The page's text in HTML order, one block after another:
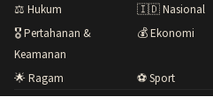
⚖️ Hukum 🇮🇩 Nasional
🎖️ Pertahanan &
Keamanan
💰 Ekonomi
🌟 Ragam ⚽ Sport